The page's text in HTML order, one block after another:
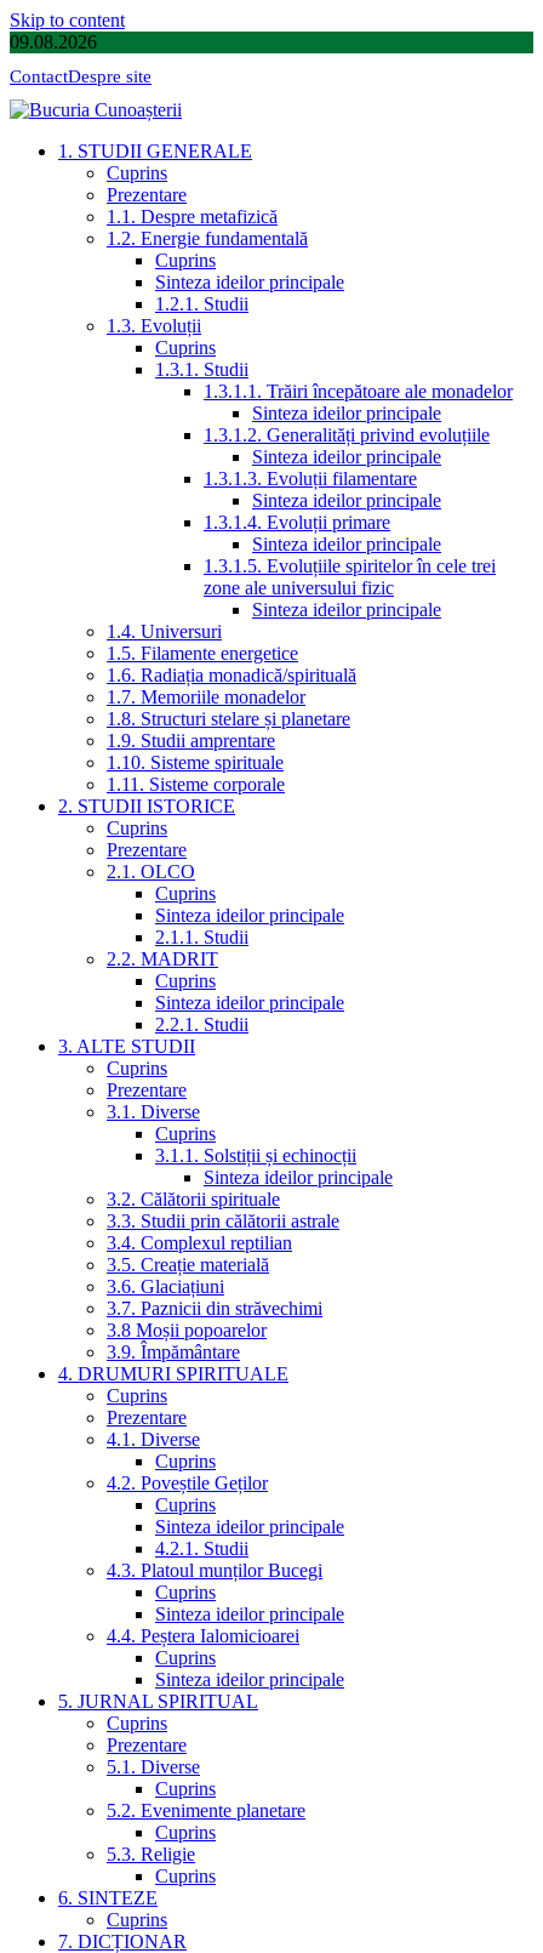
Skip to content
09.08.2026
ContactDespre site
1. STUDII GENERALE
Cuprins
Prezentare
1.1. Despre metafizică
1.2. Energie fundamentală
Cuprins
Sinteza ideilor principale
1.2.1. Studii
1.3. Evoluții
Cuprins
1.3.1. Studii
1.3.1.1. Trăiri începătoare ale monadelor
Sinteza ideilor principale
1.3.1.2. Generalități privind evoluțiile
Sinteza ideilor principale
1.3.1.3. Evoluții filamentare
Sinteza ideilor principale
1.3.1.4. Evoluții primare
Sinteza ideilor principale
1.3.1.5. Evoluțiile spiritelor în cele trei
zone ale universului fizic
Sinteza ideilor principale
1.4. Universuri
1.5. Filamente energetice
1.6. Radiația monadică/spirituală
1.7. Memoriile monadelor
1.8. Structuri stelare și planetare
1.9. Studii amprentare
1.10. Sisteme spirituale
1.11. Sisteme corporale
2. STUDII ISTORICE
Cuprins
Prezentare
2.1. OLCO
Cuprins
Sinteza ideilor principale
2.1.1. Studii
2.2. MADRIT
Cuprins
Sinteza ideilor principale
2.2.1. Studii
3. ALTE STUDII
Cuprins
Prezentare
3.1. Diverse
Cuprins
3.1.1. Solstiții și echinocții
Sinteza ideilor principale
3.2. Călătorii spirituale
3.3. Studii prin călătorii astrale
3.4. Complexul reptilian
3.5. Creație materială
3.6. Glaciațiuni
3.7. Paznicii din străvechimi
3.8 Moșii popoarelor
3.9. Împământare
4. DRUMURI SPIRITUALE
Cuprins
Prezentare
4.1. Diverse
Cuprins
4.2. Poveștile Geților
Cuprins
Sinteza ideilor principale
4.2.1. Studii
4.3. Platoul munților Bucegi
Cuprins
Sinteza ideilor principale
4.4. Peștera Ialomicioarei
Cuprins
Sinteza ideilor principale
5. JURNAL SPIRITUAL
Cuprins
Prezentare
5.1. Diverse
Cuprins
5.2. Evenimente planetare
Cuprins
5.3. Religie
Cuprins
6. SINTEZE
Cuprins
7. DICȚIONAR